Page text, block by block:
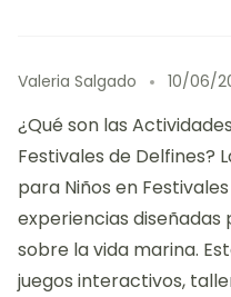
Valeria Salgado 10/06/
¿Qué son las
Festivales de Delfines?
para Niños en
experiencias diseñadas
sobre la vida marina.
juegos interactivos,